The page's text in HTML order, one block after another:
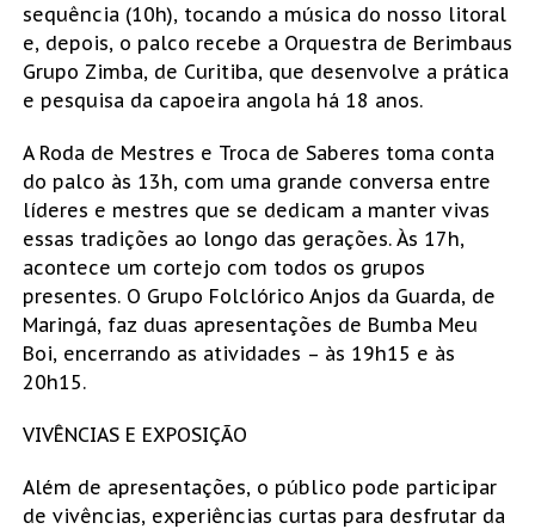
sequência (10h), tocando a música do nosso litoral
e, depois, o palco recebe a Orquestra de Berimbaus
Grupo Zimba, de Curitiba, que desenvolve a prática
e pesquisa da capoeira angola há 18 anos.
A Roda de Mestres e Troca de Saberes toma conta
do palco às 13h, com uma grande conversa entre
líderes e mestres que se dedicam a manter vivas
essas tradições ao longo das gerações. Às 17h,
acontece um cortejo com todos os grupos
presentes. O Grupo Folclórico Anjos da Guarda, de
Maringá, faz duas apresentações de Bumba Meu
Boi, encerrando as atividades – às 19h15 e às
20h15.
VIVÊNCIAS E EXPOSIÇÃO
Além de apresentações, o público pode participar
de vivências, experiências curtas para desfrutar da